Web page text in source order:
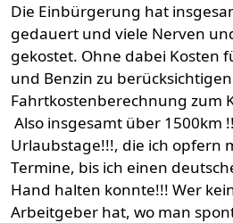
Die Einbürgerung hat
gedauert und viele Nerven
gekostet. Ohne dabei Kosten
und Benzin zu
Fahrtkostenberechnung zum
Also insgesamt über 1500km
Urlaubstage!!!, die ich opfern
Termine, bis ich einen
Hand halten konnte!!! Wer
Arbeitgeber hat, wo man